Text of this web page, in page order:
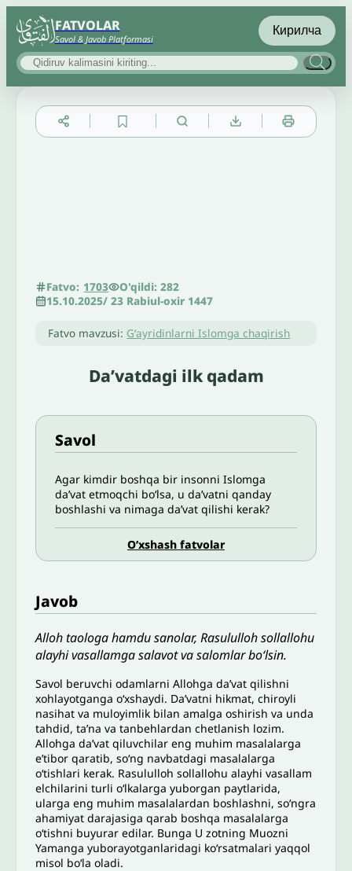
FATVOLAR
Savol & Javob Platformasi
Кирилча
Fatvo: 1703
O'qildi: 282
15.10.2025/23 Rabiul-oxir 1447
Fatvo mavzusi: Gʻayridinlarni Islomga chaqirish
Da’vatdagi ilk qadam
Savol
Agar kimdir boshqa bir insonni Islomga
da’vat etmoqchi bo‘lsa, u da’vatni qanday
boshlashi va nimaga da’vat qilishi kerak?
O’xshash fatvolar
Javob
Alloh taologa hamdu sanolar, Rasululloh sollallohu
alayhi vasallamga salavot va salomlar bo‘lsin.
Savol beruvchi odamlarni Allohga da’vat qilishni
xohlayotganga o‘xshaydi. Da’vatni hikmat, chiroyli
nasihat va muloyimlik bilan amalga oshirish va unda
tahdid, ta’na va tanbehlardan chetlanish lozim.
Allohga da’vat qiluvchilar eng muhim masalalarga
e’tibor qaratib, so‘ng navbatdagi masalalarga
o‘tishlari kerak. Rasululloh sollallohu alayhi vasallam
elchilarini turli oʻlkalarga yuborgan paytlarida,
ularga eng muhim masalalardan boshlashni, so‘ngra
ahamiyat darajasiga qarab boshqa masalalarga
oʻtishni buyurar edilar. Bunga U zotning Muozni
Yamanga yuborayotganlaridagi koʻrsatmalari yaqqol
misol boʻla oladi.